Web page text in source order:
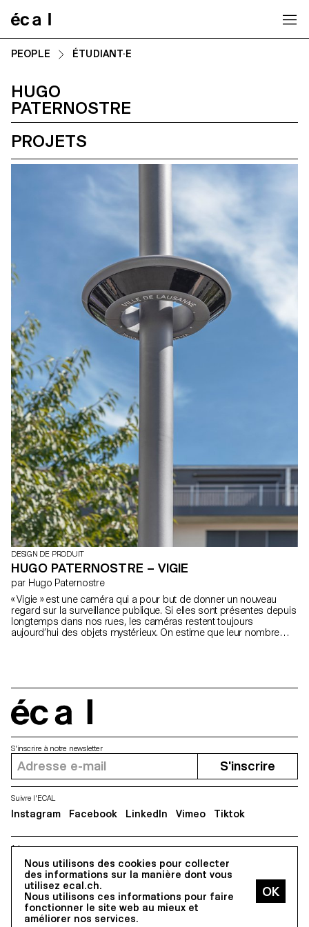
PEOPLE ÉTUDIANT·E
HUGO
PATERNOSTRE
PROJETS
DESIGN DE PRODUIT
HUGO PATERNOSTRE – VIGIE
par Hugo Paternostre
« Vigie » est une caméra qui a pour but de donner un nouveau
regard sur la surveillance publique. Si elles sont présentes depuis
longtemps dans nos rues, les caméras restent toujours
aujourd’hui des objets mystérieux. On estime que leur nombre
ressemble une caméra de surveillance destinée aux usagers de
l’espace public? hugo.paternostre@hotmail.com
https://www.hugopaternostre.com
Nous utilisons des cookies pour collecter
des informations sur la manière dont vous
utilisez ecal.ch.
Nous utilisons ces informations pour faire
fonctionner le site web au mieux et
améliorer nos services.
Adresse
5, avenue du Temple, CH-1020 Renens
S'inscrire à notre newsletter
S'inscrire
Suivre l'ECAL
Instagram Facebook LinkedIn Vimeo Tiktok
Tous droits réservés @2026
Contact Impressum Hub Presse